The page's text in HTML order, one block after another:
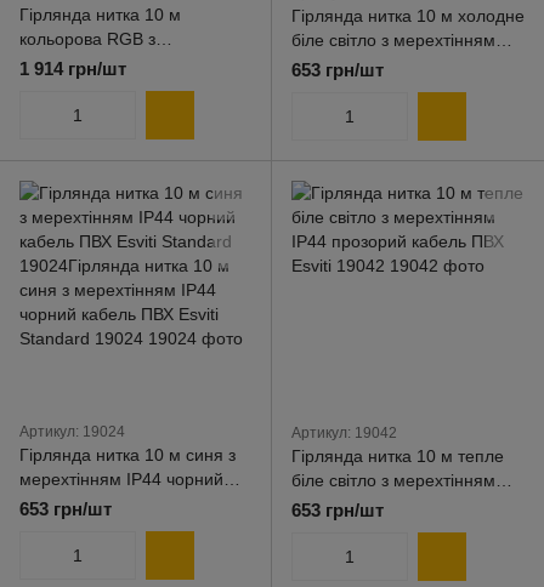
Гірлянда нитка 10 м
кольорова RGB з
мерехтінням IP65 чорний
кабель каучук Esviti Premium
1 914 грн/шт
Гірлянда нитка 10 м холодне
біле світло з мерехтінням
IP44 прозорий кабель ПВХ
653 грн/шт
Артикул: 19024
Гірлянда нитка 10 м синя з
мерехтінням IP44 чорний
кабель ПВХ Esviti Standard
19024Гірлянда нитка 10 м
синя з мерехтінням IP44
чорний кабель ПВХ Esviti
653 грн/шт
Артикул: 19042
Гірлянда нитка 10 м тепле
біле світло з мерехтінням
IP44 прозорий кабель ПВХ
653 грн/шт